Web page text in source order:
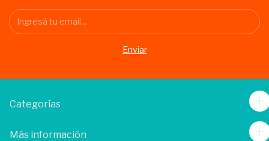
Categorías
Más información